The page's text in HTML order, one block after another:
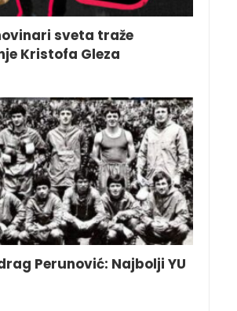
sveta traže
Kristofa Gleza
Perunović: Najbolji YU